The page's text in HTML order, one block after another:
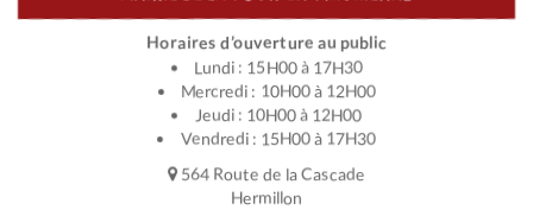
Horaires d’ouverture au public
Lundi : 15H00 à 17H30
Mercredi : 10H00 à 12H00
Jeudi : 10H00 à 12H00
Vendredi : 15H00 à 17H30
564 Route de la Cascade
Hermillon